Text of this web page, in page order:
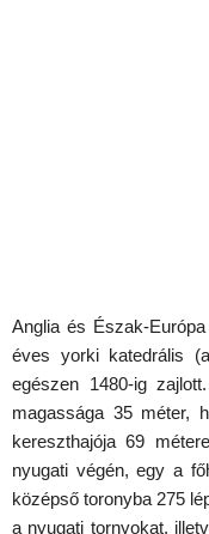
Anglia és Észak-
éves yorki katedrális
egészen 1480-ig
magassága 35 méter,
kereszthajója 69
nyugati végén, egy a
középső toronyba 275
a nyugati tornyokat,